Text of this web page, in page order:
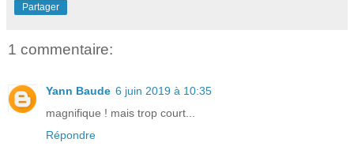
Partager
1 commentaire:
Yann Baude 6 juin 2019 à 10:35
magnifique ! mais trop court...
Répondre